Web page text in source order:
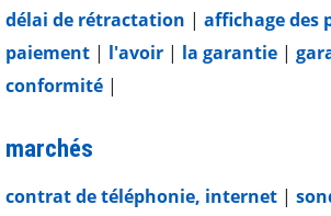
délai de rétractation | affichage des
paiement | l'avoir | la garantie |
conformité |
marchés
contrat de téléphonie, internet |